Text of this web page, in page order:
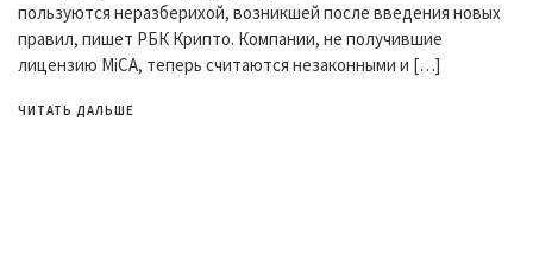
пользуются неразберихой, возникшей после введения новых
правил, пишет РБК Крипто. Компании, не получившие
лицензию MiCA, теперь считаются незаконными и […]
ЧИТАТЬ ДАЛЬШЕ